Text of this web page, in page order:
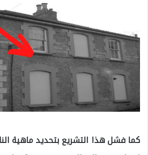
كما فشل هذا التشريع بتحديد ماهية